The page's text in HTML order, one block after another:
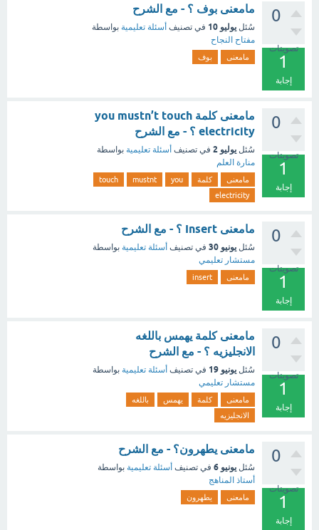
0
تصويتات
1
إجابة
مامعنى بوف ؟ - مع الشرح
سُئل يوليو 10 في تصنيف أسئلة تعليمية بواسطة
مفتاح النجاح
مامعنى بوف
0
تصويتات
1
إجابة
مامعنى كلمة you mustn’t touch
electricity ؟ - مع الشرح
سُئل يوليو 2 في تصنيف أسئلة تعليمية بواسطة
منارة العلم
مامعنى كلمة you
mustnt
touch
electricity
0
تصويتات
1
إجابة
مامعنى Insert ؟ - مع الشرح
سُئل يونيو 30 في تصنيف أسئلة تعليمية بواسطة
مستشار تعليمي
مامعنى insert
0
تصويتات
1
إجابة
مامعنى كلمة يهمس باللغه
الانجليزيه ؟ - مع الشرح
سُئل يونيو 19 في تصنيف أسئلة تعليمية بواسطة
مستشار تعليمي
مامعنى كلمة يهمس
باللغه
الانجليزيه
0
تصويتات
1
إجابة
مامعنى يطهرون؟ - مع الشرح
سُئل يونيو 6 في تصنيف أسئلة تعليمية بواسطة
أستاذ المناهج
مامعنى يطهرون